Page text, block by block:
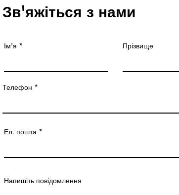
Зв'яжіться з нами
Ім'я Прізвище
Телефон
Ел. пошта
Напишіть повідомлення